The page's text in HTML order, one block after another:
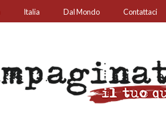
Italia Dal Mondo Contattaci